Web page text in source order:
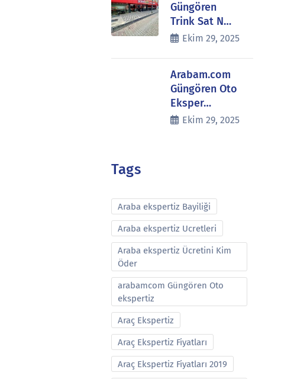
Güngören
Trink Sat N…
Ekim 29, 2025
Arabam.com
Güngören Oto
Eksper…
Ekim 29, 2025
Tags
Araba ekspertiz Bayiliği
Araba ekspertiz Ucretleri
Araba ekspertiz Ücretini Kim
Öder
arabamcom Güngören Oto
ekspertiz
Araç Ekspertiz
Araç Ekspertiz Fiyatları
Araç Ekspertiz Fiyatları 2019